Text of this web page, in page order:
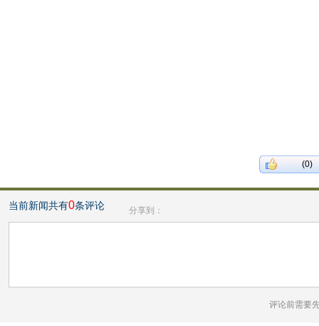
(0)
当前新闻共有0条评论 分享到：
评论前需要